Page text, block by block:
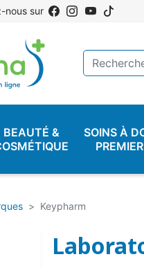
nous sur
BEAUTÉ &
SOINS À
Keypharm